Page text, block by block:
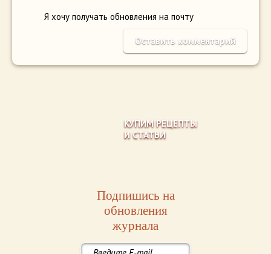
Я хочу получать обновления на почту
КУПИМ РЕЦЕПТЫ
И СТАТЬИ
Подпишись на
обновления
журнала